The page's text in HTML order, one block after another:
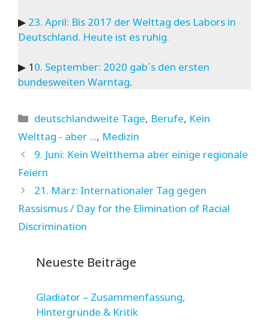
▶ 23. April: Bis 2017 der Welttag des Labors in
Deutschland. Heute ist es ruhig.
▶ 10. September: 2020 gab´s den ersten
bundesweiten Warntag.
Kategorien
deutschlandweite Tage, Berufe, Kein
Welttag - aber ..., Medizin
9. Juni: Kein Weltthema aber einige regionale
Feiern
21. März: Internationaler Tag gegen
Rassismus / Day for the Elimination of Racial
Discrimination
Neueste Beiträge
Gladiator – Zusammenfassung,
Hintergründe & Kritik